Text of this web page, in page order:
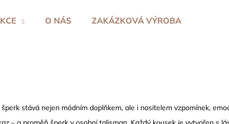
O NÁS ZAKÁZKOVÁ VÝROBA
stává nejen módním doplňkem, ale i nositelem vzpomínek,